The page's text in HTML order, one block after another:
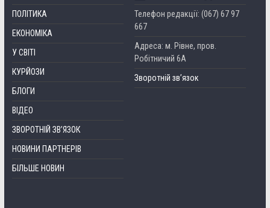
ПОЛІТИКА
ЕКОНОМІКА
У СВІТІ
КУРЙОЗИ
БЛОГИ
ВІДЕО
ЗВОРОТНІЙ ЗВ’ЯЗОК
НОВИНИ ПАРТНЕРІВ
БІЛЬШЕ НОВИН
Телефон редакції: (067) 67 97
667
Адреса: м. Рівне, пров.
Робітничий 6А
Зворотній зв’язок